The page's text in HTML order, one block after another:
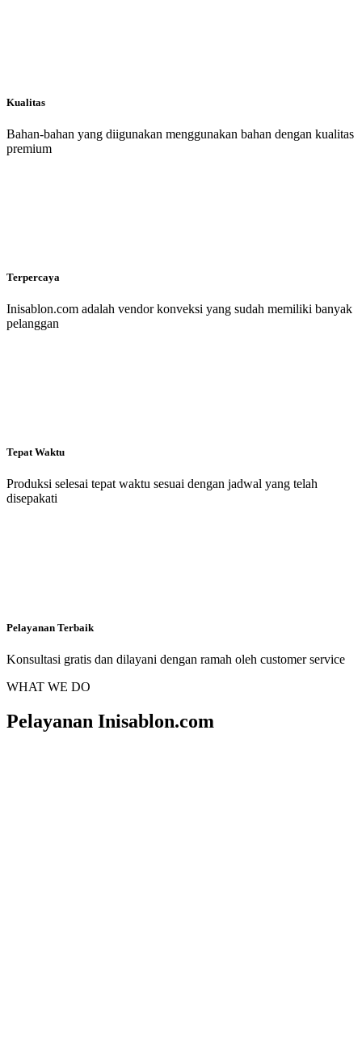
Kualitas
Bahan-bahan yang diigunakan menggunakan bahan dengan kualitas
premium
Terpercaya
Inisablon.com adalah vendor konveksi yang sudah memiliki banyak
pelanggan
Tepat Waktu
Produksi selesai tepat waktu sesuai dengan jadwal yang telah
disepakati
Pelayanan Terbaik
Konsultasi gratis dan dilayani dengan ramah oleh customer service
WHAT WE DO
Pelayanan Inisablon.com